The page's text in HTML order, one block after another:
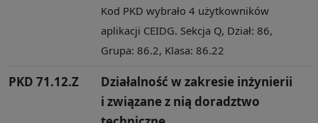
Kod PKD wybrało 4 użytkowników
aplikacji CEIDG. Sekcja Q, Dział: 86,
Grupa: 86.2, Klasa: 86.22
PKD 71.12.Z
Działalność w zakresie inżynierii
i związane z nią doradztwo